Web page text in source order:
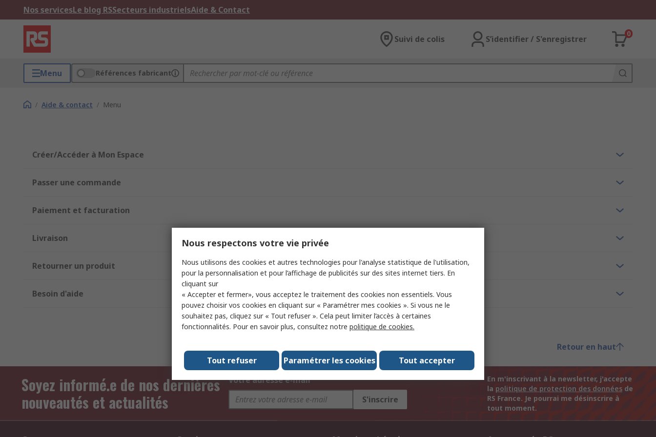
Nos servicesLe blog RSSecteurs industrielsAide & Contact
Suivi de colis S’identifier / S'enregistrer
0
Menu Références fabricant
/ Aide & contact / Menu
Créer/Accéder à Mon Espace
Passer une commande
Paiement et facturation
Livraison
Retourner un produit
Besoin d'aide
Retour en haut
Soyez informé.e de nos dernières
nouveautés et actualités
Votre adresse e-mail
S'inscrire
En m'inscrivant à la newsletter, j'accepte
la politique de protection des données de
RS France. Je pourrai me désinscrire à
tout moment.
Nous respectons votre vie privée
Nous utilisons des cookies et autres technologies pour l'analyse statistique de l'utilisation,
pour la personnalisation et pour l’affichage de publicités sur des sites internet tiers. En
cliquant sur
« Accepter et fermer», vous acceptez le traitement des cookies non essentiels. Vous
pouvez choisir vos cookies en cliquant sur « Paramétrer mes cookies ». Si vous ne le
souhaitez pas, cliquez sur « Tout refuser ». Cela peut limiter l’accès à certaines
fonctionnalités. Pour en savoir plus, consultez notre politique de cookies.
Tout accepter
Paramétrer les cookies
Tout refuser